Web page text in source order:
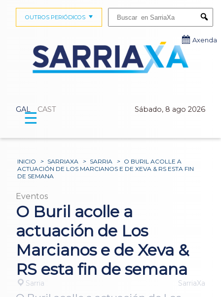
GAL CAST Sábado, 8 ago 2026
OUTROS PERIÓDICOS
Axenda
☰
INICIO > SARRIAXA > SARRIA > O BURIL ACOLLE A
ACTUACIÓN DE LOS MARCIANOS E DE XEVA & RS ESTA FIN
DE SEMANA
Eventos
O Buril acolle a
actuación de Los
Marcianos e de Xeva &
RS esta fin de semana
Sarria SarriaXa